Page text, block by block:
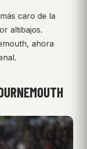
caro de la
altibajos.
ahora